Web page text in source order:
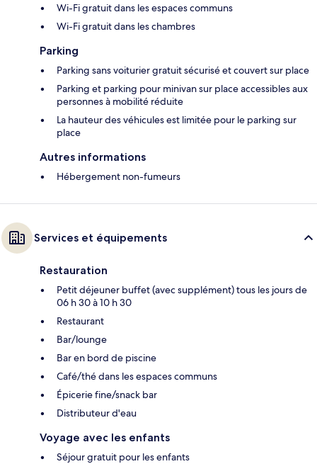
Wi-Fi gratuit dans les espaces communs
Wi-Fi gratuit dans les chambres
Parking
Parking sans voiturier gratuit sécurisé et couvert sur place
Parking et parking pour minivan sur place accessibles aux
personnes à mobilité réduite
La hauteur des véhicules est limitée pour le parking sur
place
Autres informations
Hébergement non-fumeurs
Services et équipements
Restauration
Petit déjeuner buffet (avec supplément) tous les jours de
06 h 30 à 10 h 30
Restaurant
Bar/lounge
Bar en bord de piscine
Café/thé dans les espaces communs
Épicerie fine/snack bar
Distributeur d'eau
Voyage avec les enfants
Séjour gratuit pour les enfants